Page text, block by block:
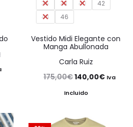
36 38 40
42
44
46
Vestido Midi Elegante con
Manga Abullonada
Carla Ruiz
175,00€El
precio
era:
140,00€ElIva
Incluido